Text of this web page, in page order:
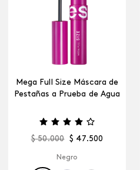
Mega Full Size Máscara de
Pestañas a Prueba de Agua
$ 50.000 $ 47.500
Negro